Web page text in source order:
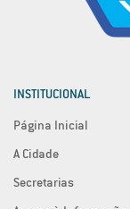
INSTITUCIONAL
Página Inicial
A Cidade
Secretarias